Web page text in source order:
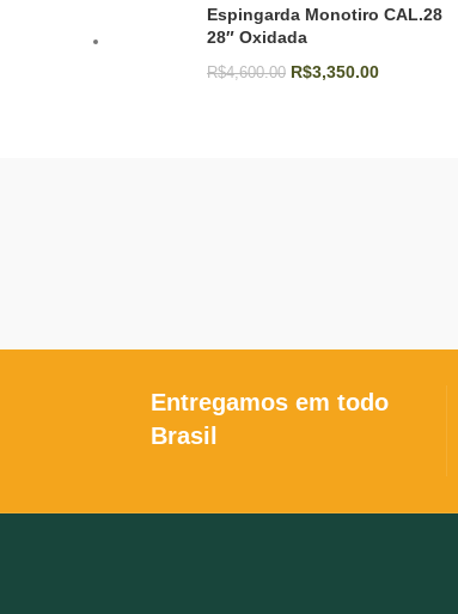
Espingarda Monotiro CAL.28
28″ Oxidada
R$4,600.00 R$3,350.00
Entregamos em todo
Brasil